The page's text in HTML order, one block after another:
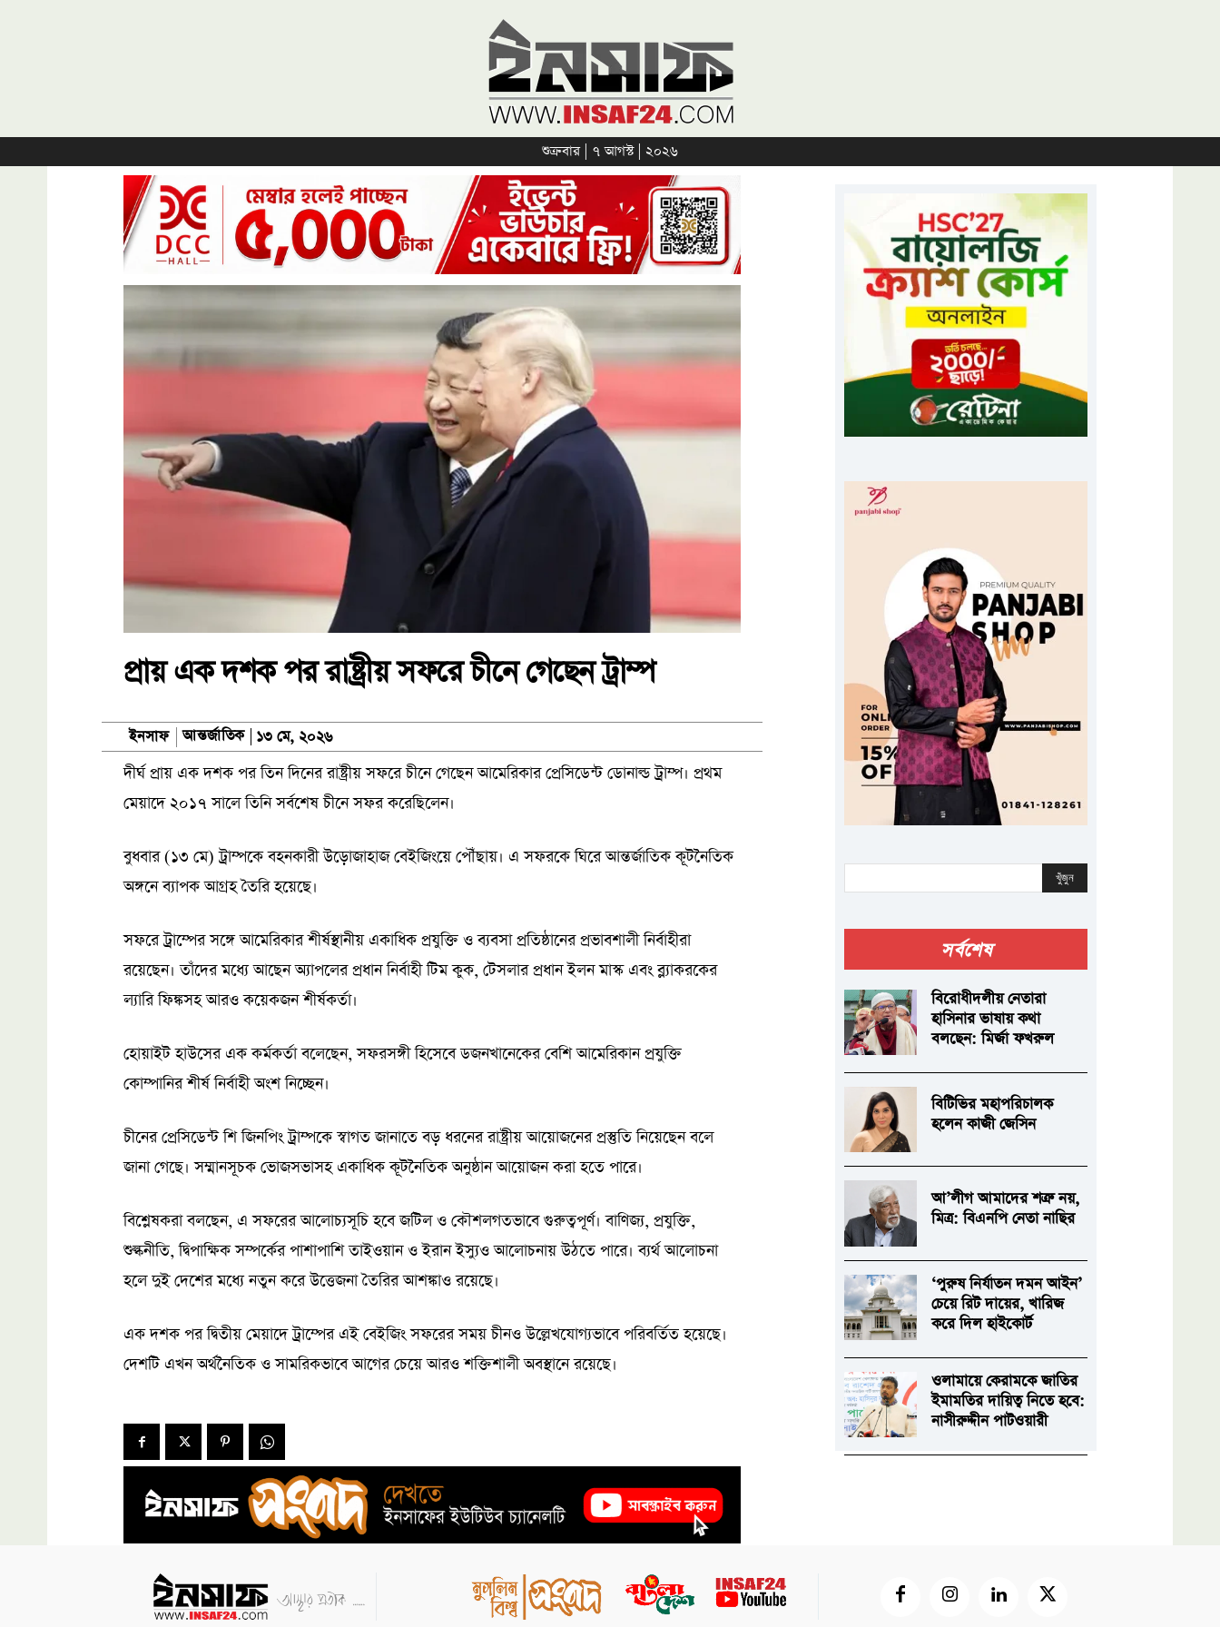
শুক্রবার | ৭ আগস্ট | ২০২৬
প্রায় এক দশক পর রাষ্ট্রীয় সফরে চীনে গেছেন ট্রাম্প
ইনসাফ আন্তর্জাতিক ১৩ মে, ২০২৬
দীর্ঘ প্রায় এক দশক পর তিন দিনের রাষ্ট্রীয় সফরে চীনে গেছেন আমেরিকার প্রেসিডেন্ট ডোনাল্ড ট্রাম্প। প্রথম
মেয়াদে ২০১৭ সালে তিনি সর্বশেষ চীনে সফর করেছিলেন।
বুধবার (১৩ মে) ট্রাম্পকে বহনকারী উড়োজাহাজ বেইজিংয়ে পৌঁছায়। এ সফরকে ঘিরে আন্তর্জাতিক কূটনৈতিক
অঙ্গনে ব্যাপক আগ্রহ তৈরি হয়েছে।
সফরে ট্রাম্পের সঙ্গে আমেরিকার শীর্ষস্থানীয় একাধিক প্রযুক্তি ও ব্যবসা প্রতিষ্ঠানের প্রভাবশালী নির্বাহীরা
রয়েছেন। তাঁদের মধ্যে আছেন অ্যাপলের প্রধান নির্বাহী টিম কুক, টেসলার প্রধান ইলন মাস্ক এবং ব্ল্যাকরকের
ল্যারি ফিঙ্কসহ আরও কয়েকজন শীর্ষকর্তা।
হোয়াইট হাউসের এক কর্মকর্তা বলেছেন, সফরসঙ্গী হিসেবে ডজনখানেকের বেশি আমেরিকান প্রযুক্তি
কোম্পানির শীর্ষ নির্বাহী অংশ নিচ্ছেন।
চীনের প্রেসিডেন্ট শি জিনপিং ট্রাম্পকে স্বাগত জানাতে বড় ধরনের রাষ্ট্রীয় আয়োজনের প্রস্তুতি নিয়েছেন বলে
জানা গেছে। সম্মানসূচক ভোজসভাসহ একাধিক কূটনৈতিক অনুষ্ঠান আয়োজন করা হতে পারে।
বিশ্লেষকরা বলছেন, এ সফরের আলোচ্যসূচি হবে জটিল ও কৌশলগতভাবে গুরুত্বপূর্ণ। বাণিজ্য, প্রযুক্তি,
শুল্কনীতি, দ্বিপাক্ষিক সম্পর্কের পাশাপাশি তাইওয়ান ও ইরান ইস্যুও আলোচনায় উঠতে পারে। ব্যর্থ আলোচনা
হলে দুই দেশের মধ্যে নতুন করে উত্তেজনা তৈরির আশঙ্কাও রয়েছে।
এক দশক পর দ্বিতীয় মেয়াদে ট্রাম্পের এই বেইজিং সফরের সময় চীনও উল্লেখযোগ্যভাবে পরিবর্তিত হয়েছে।
দেশটি এখন অর্থনৈতিক ও সামরিকভাবে আগের চেয়ে আরও শক্তিশালী অবস্থানে রয়েছে।
খুঁজুন
সর্বশেষ
বিরোধীদলীয় নেতারা
হাসিনার ভাষায় কথা
বলছেন: মির্জা ফখরুল
বিটিভির মহাপরিচালক
হলেন কাজী জেসিন
আ’লীগ আমাদের শত্রু নয়,
মিত্র: বিএনপি নেতা নাছির
‘পুরুষ নির্যাতন দমন আইন’
চেয়ে রিট দায়ের, খারিজ
করে দিল হাইকোর্ট
ওলামায়ে কেরামকে জাতির
ইমামতির দায়িত্ব নিতে হবে:
নাসীরুদ্দীন পাটওয়ারী